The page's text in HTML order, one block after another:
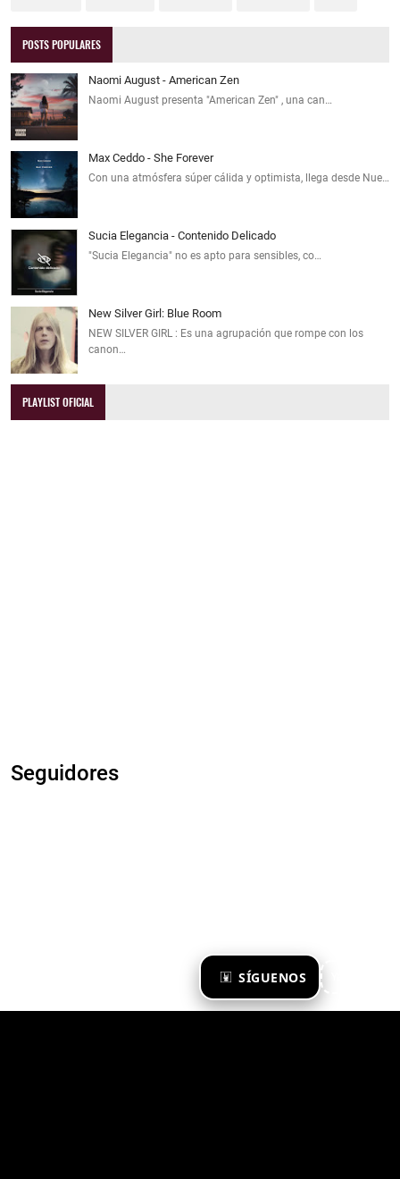
SÍGUENOS
POSTS POPULARES
Naomi August - American Zen
Naomi August presenta "American Zen" , una can…
Max Ceddo - She Forever
Con una atmósfera súper cálida y optimista, llega desde Nue…
Sucia Elegancia - Contenido Delicado
"Sucia Elegancia" no es apto para sensibles, co…
New Silver Girl: Blue Room
NEW SILVER GIRL : Es una agrupación que rompe con los
canon…
PLAYLIST OFICIAL
Seguidores